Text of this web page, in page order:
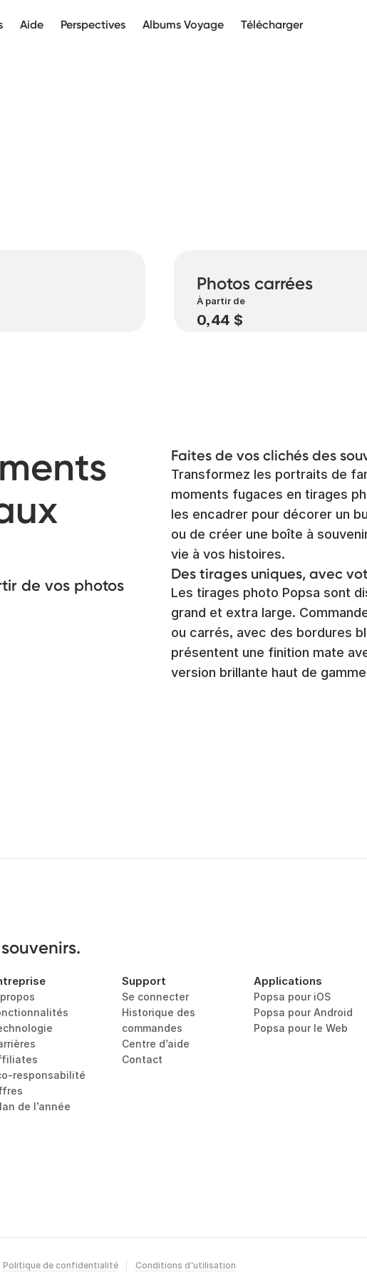
Aide Perspectives Albums Voyage Télécharger
Photos carrées
À partir de
0,44 $
de vos photos
Faites de vos clichés des
Transformez les portraits de
moments fugaces en tirages
les encadrer pour décorer un
ou de créer une boîte à
vie à vos histoires.
Des tirages uniques, avec
Les tirages photo Popsa sont
grand et extra large.
ou carrés, avec des bordures
présentent une finition mate
version brillante haut de
responsabilité
de l’année
Support
Se connecter
Historique des
commandes
Centre d’aide
Contact
Applications
Popsa pour iOS
Popsa pour Android
Popsa pour le Web
Politique de confidentialité Conditions d'utilisation